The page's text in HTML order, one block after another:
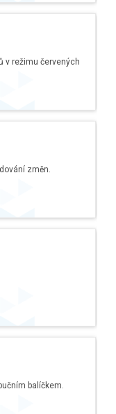
v režimu červených
změn.
balíčkem.